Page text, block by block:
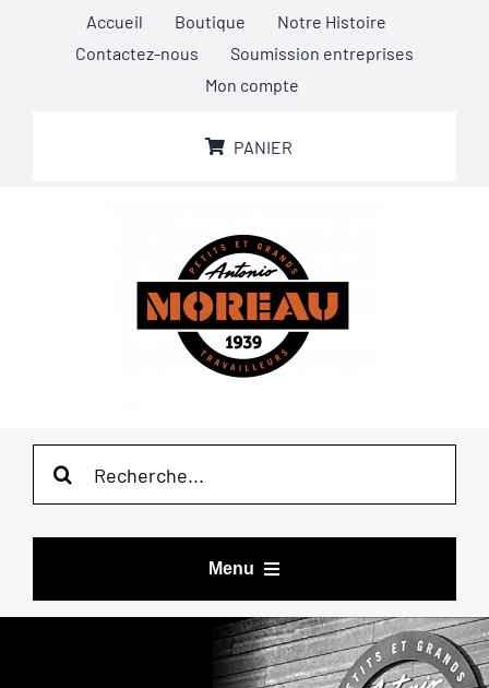
Accueil Boutique
Notre Histoire
Contactez-nous
Soumission entreprises
Mon compte
PANIER
Menu
VÊTEMENTS DE TRAVAIL